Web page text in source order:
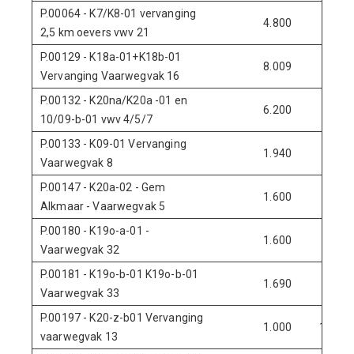
P.00064 - K7/K8-01 vervanging
2,5 km oevers vwv 21
4.800
P.00129 - K18a-01+K18b-01
Vervanging Vaarwegvak 16
8.009
P.00132 - K20na/K20a -01 en
10/09-b-01 vwv 4/5/7
6.200
P.00133 - K09-01 Vervanging
Vaarwegvak 8
1.940
P.00147 - K20a-02 - Gem
Alkmaar - Vaarwegvak 5
1.600
P.00180 - K19o-a-01 -
Vaarwegvak 32
1.600
P.00181 - K19o-b-01 K19o-b-01
Vaarwegvak 33
1.690
P.00197 - K20-z-b01 Vervanging
vaarwegvak 13
1.000 11.205